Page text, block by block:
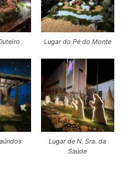
Lugar do Pé do Monte
Lugar de N. Sra. da
Saúde